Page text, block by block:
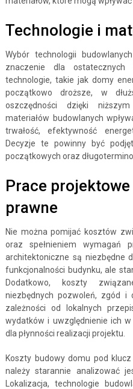
Technologie i
Wybór technologii
znaczenie dla ostatecznych
technologie, takie jak domy
początkowo droższe, w
oszczędności dzięki
materiałów budowlanych
trwałość, efektywność
Decyzje te powinny być
początkowych oraz
Prace
prawne
Nie można pomijać kosztów
oraz spełnieniem wymagań
architektoniczne są niezbędne
funkcjonalności budynku, ale
Dodatkowo, koszty
niezbędnych pozwoleń, zgód
zależności od lokalnych
wydatków i uwzględnienie ich
dla płynności realizacji projektu.
Koszty budowy domu pod
należy starannie analizować
Lokalizacja, technologie